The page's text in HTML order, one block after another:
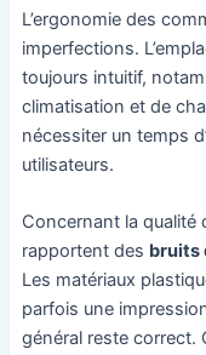
L’ergonomie des
imperfections.
toujours intuitif,
climatisation et de
nécessiter un temps
utilisateurs.
Concernant la qualité
rapportent des bruits
Les matériaux
parfois une
général reste correct.